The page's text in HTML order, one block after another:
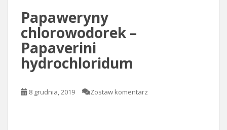
Papaweryny
chlorowodorek –
Papaverini
hydrochloridum
8 grudnia, 2019 Zostaw komentarz